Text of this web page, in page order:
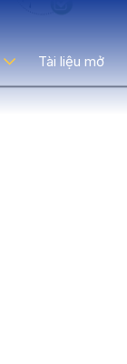
Tài liệu mở